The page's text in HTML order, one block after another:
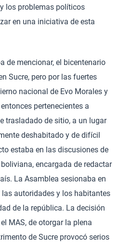
los problemas políticos
en una iniciativa de esta
de mencionar, el bicentenario
Sucre, pero por las fuertes
nacional de Evo Morales y
pertenecientes a
trasladado de sitio, a un lugar
deshabitado y de difícil
estaba en las discusiones de
encargada de redactar
La Asamblea sesionaba en
autoridades y los habitantes
de la república. La decisión
MAS, de otorgar la plena
de Sucre provocó serios